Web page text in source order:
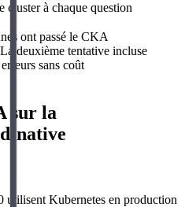
cluster à chaque question
ont passé le CKA
deuxième tentative incluse
sans coût
sur la
native
utilisent Kubernetes en production